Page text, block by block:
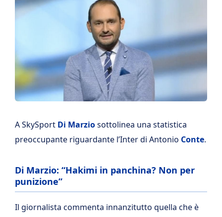
A SkySport Di Marziosottolinea una statistica
preoccupante riguardante l’Inter di Antonio Conte.
Di Marzio: “Hakimi in panchina? Non per
punizione”
Il giornalista commenta innanzitutto quella che è